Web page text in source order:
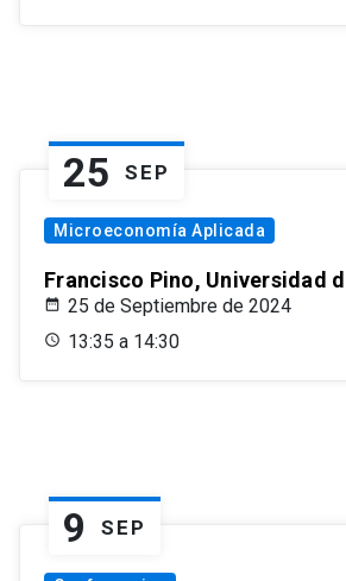
25 SEP
Microeconomía Aplicada
Francisco Pino, Universidad
25 de Septiembre de 2024
13:35 a 14:30
9 SEP